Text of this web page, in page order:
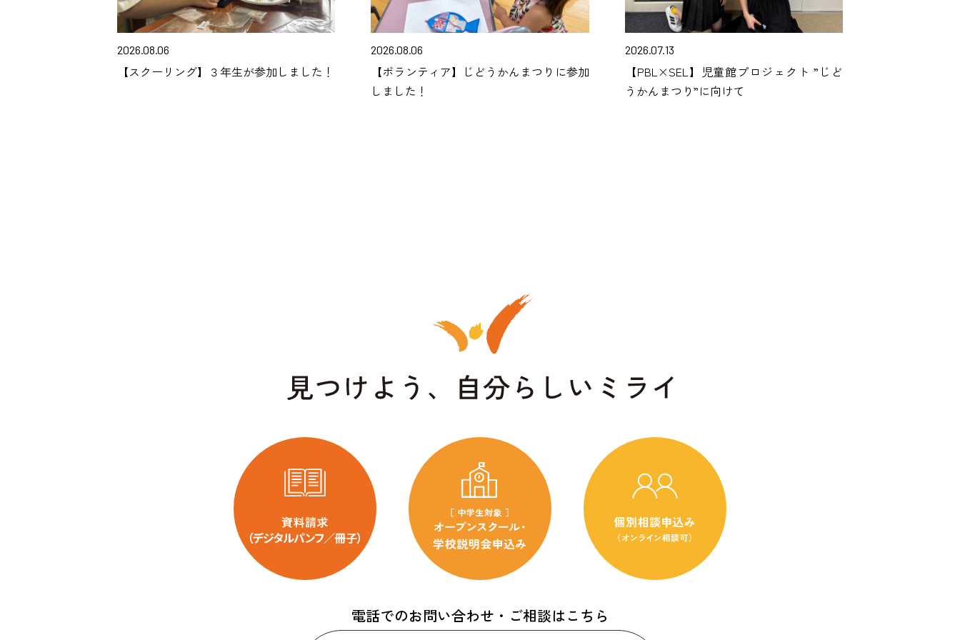
2026.08.06
【スクーリング】３年生が参加しました！
2026.08.06
【ボランティア】じどうかんまつりに参加
しました！
2026.07.13
【PBL×SEL】児童館プロジェクト ”じど
うかんまつり”に向けて
電話でのお問い合わせ・ご相談はこちら